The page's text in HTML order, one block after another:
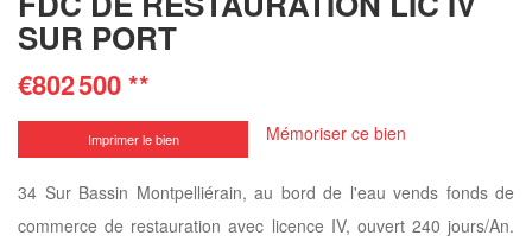
SUR PORT
€802 500**
Imprimer le bien Mémoriser ce bien
34 Sur Bassin Montpelliérain, au bord de l'eau vends fonds de
commerce de restauration avec licence IV, ouvert 240 jours/An.